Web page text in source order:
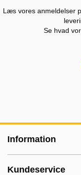
Læs vores anmeldelser
Se hvad
Information
Kundeservice